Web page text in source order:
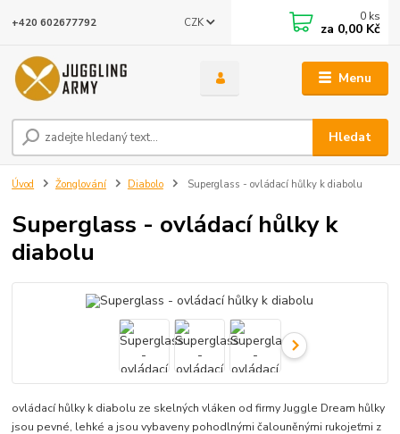
Menu
CZK
Hledat
+420 602677792 0 ks
za 0,00 Kč
Úvod Žonglování Diabolo Superglass - ovládací hůlky k diabolu
Superglass - ovládací hůlky k
diabolu
ovládací hůlky k diabolu ze skelných vláken od firmy Juggle Dream hůlky
jsou pevné, lehké a jsou vybaveny pohodlnými čalouněnými rukojeťmi z